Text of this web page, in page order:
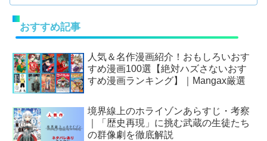
おすすめ記事
人気＆名作漫画紹介！おもしろいおす
すめ漫画100選【絶対ハズさないおす
すめ漫画ランキング】｜Mangax厳選
境界線上のホライゾンあらすじ・考察
｜「歴史再現」に挑む武蔵の生徒たち
の群像劇を徹底解説